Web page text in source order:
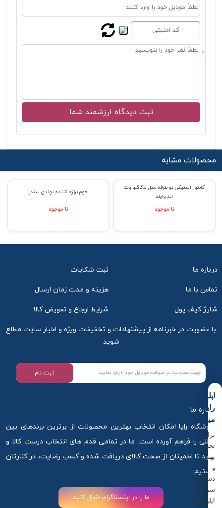
محصولات مشابه
فوم برنزه کننده بوندی سندز
نا موجود
% حراج 33
کانتور استیکی دو طرفه مدل مگاگلو وت
اند وایلد
نا موجود
درباره ما ثبت شکایات
تماس با ما هزینه و مدت زمان ارسال
شارژ کیف پول شرایط ارجاع و تعویض کالا
با عضویت در خبرنامه از پیشنهادات و تخفیفات ویژه و اخبار سایت مطلع
شوید
ثبت نام
درباره ما
فروشگاه رایا امکان انتخاب بهترین محصولات از برترین برندهای بین
المللی را فراهم آورده است. ما در تمامی قدم های انتخاب درست کالا و
خرید تا اطمینان از صحت کالای دریافت شده و کسب رضایت، در کنارتان
هستیم.
ما را در اینستاگرام دنبال کنید
اپلیکیشن
رایا
میکاپ
برای
تجربه
بهتر
و
دسترسی
سریع‌تر،
اپلیکیشن